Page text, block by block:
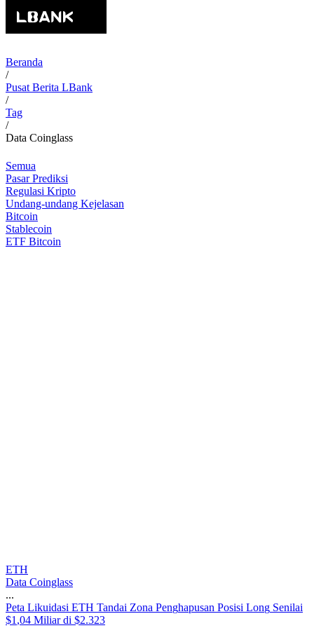
Beranda
/
Pusat Berita LBank
/
Tag
/
Data Coinglass
Semua
Pasar Prediksi
Regulasi Kripto
Undang-undang Kejelasan
Bitcoin
Stablecoin
ETF Bitcoin
ETH
Data Coinglass
...
Peta Likuidasi ETH Tandai Zona Penghapusan Posisi Long Senilai
$1 ,04 Miliar di $2.323